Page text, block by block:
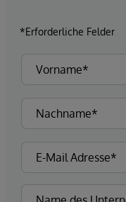
*Erforderliche Felder